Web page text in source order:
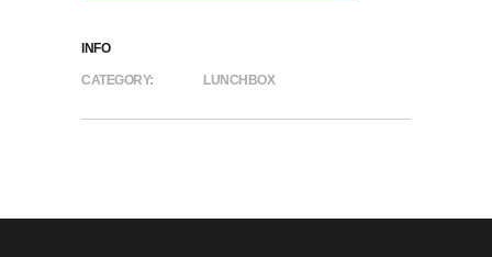
INFO
CATEGORY: LUNCHBOX